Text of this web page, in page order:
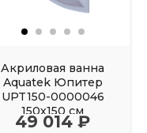
Акриловая ванна
Aquatek Юпитер
UPT150-0000046
150х150 см
49 014 ₽